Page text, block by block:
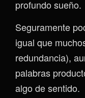
profundo sueño.
Seguramente
igual que
redundancia),
palabras
algo de sentido.